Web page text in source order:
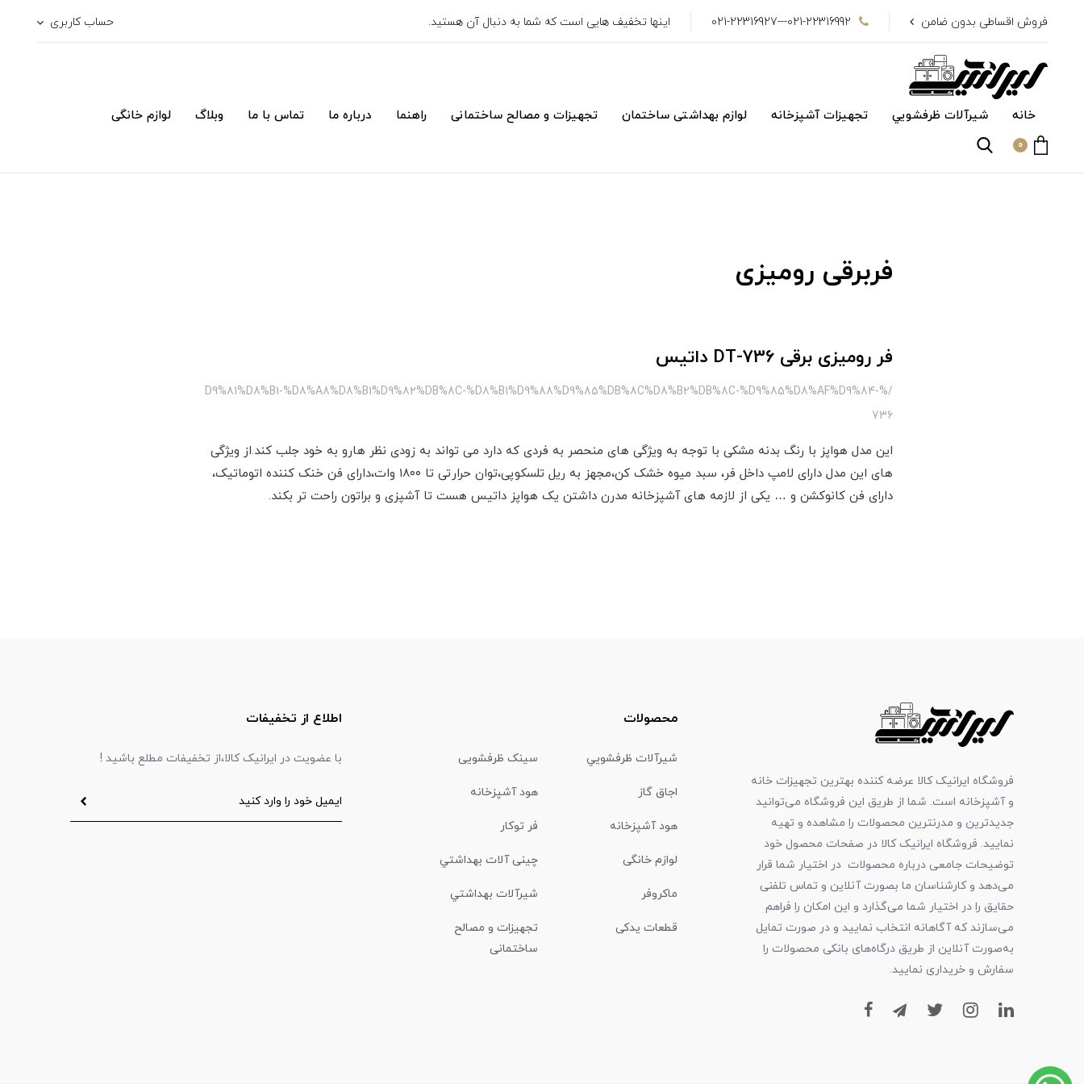
فروش اقساطی بدون ضامن 021-22316992---021-22316927 اینها تخفیف هایی است که شما به دنبال آن هستید. حساب کاربری
خانه شیرآلات ظرفشويي تجهیزات آشپزخانه لوازم بهداشتی ساختمان تجهیزات و مصالح ساختمانی راهنما درباره ما تماس با ما وبلاگ لوازم خانگی
0
فربرقی رومیزی
فر رومیزی برقی DT-736 داتیس
/%D9%81%D8%B1-%D8%A8%D8%B1%D9%82%DB%8C-%D8%B1%D9%88%D9%85%DB%8C%D8%B2%DB%8C-%D9%85%D8%AF%D9%84-
736
این مدل هواپز با رنگ بدنه مشکی با توجه به ویژگی های منحصر به فردی که دارد می تواند به زودی نظر هارو به خود جلب کند.از ویژگی
های این مدل دارای لامپ داخل فر، سبد میوه خشک کن،مجهز به ریل تلسکوپی،توان حرارتی تا ۱۸۰۰ وات،دارای فن خنک کننده اتوماتیک،
دارای فن کانوکشن و … یکی از لازمه های آشپزخانه مدرن داشتن یک هواپز داتیس هست تا آشپزی و براتون راحت تر بکند.
فروشگاه ایرانیک کالا عرضه کننده بهترین تجهیزات خانه
و آشپزخانه است. شما از طریق این فروشگاه می‌توانید
جدیدترین و مدرنترین محصولات را مشاهده و تهیه
نمایید. فروشگاه ایرانیک کالا در صفحات محصول خود
توضیحات جامعی درباره محصولات در اختیار شما قرار
می‌دهد و کارشناسان ما بصورت آنلاین و تماس تلفنی
حقایق را در اختیار شما می‌گذارد و این امکان را فراهم
می‌سازند که آگاهانه انتخاب نمایید و در صورت تمایل
به‌صورت آنلاین از طریق درگاه‌های بانکی محصولات را
سفارش و خریداری نمایید.
محصولات
شیرآلات ظرفشويي سینک ظرفشویی
اجاق گاز هود آشپزخانه
هود آشپزخانه فر توکار
لوازم خانگی چینی آلات بهداشتي
ماكروفر شیرآلات بهداشتي
قطعات یدکی
تجهیزات و مصالح
ساختمانی
اطلاع از تخفیفات
با عضویت در ایرانیک کالا،از تخفیفات مطلع باشید !